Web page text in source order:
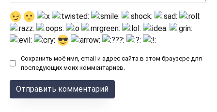
Сохранить моё имя, email и адрес сайта в этом браузере для
последующих моих комментариев.